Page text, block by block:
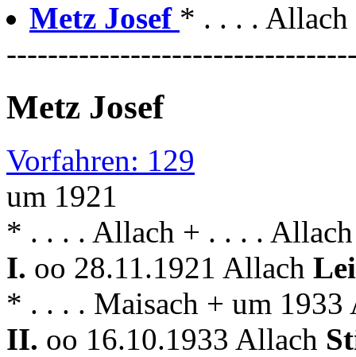
Metz Josef * . . . . Allach
Metz Josef
Vorfahren: 129
um 1921
* . . . . Allach + . . . . Allach
I. oo 28.11.1921 Allach
* . . . . Maisach + um 1933
II. oo 16.10.1933 Allach